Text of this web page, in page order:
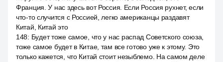
Франция. У нас здесь вот Россия. Если Россия рухнет, если
что-то случится с Россией, легко американцы раздавят
Китай, Китай это
148: Будет тоже самое, что у нас распад Советского союза,
тоже самое будет в Китае, там все готово уже к этому. Это
только кажется, что Китай стоит незыблемо. На самом деле